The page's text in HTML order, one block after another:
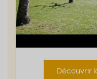
Découvrir